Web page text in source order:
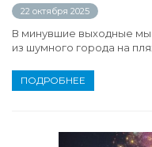
22 октября 2025
В минувшие выходные мы
из шумного города на
ПОДРОБНЕЕ